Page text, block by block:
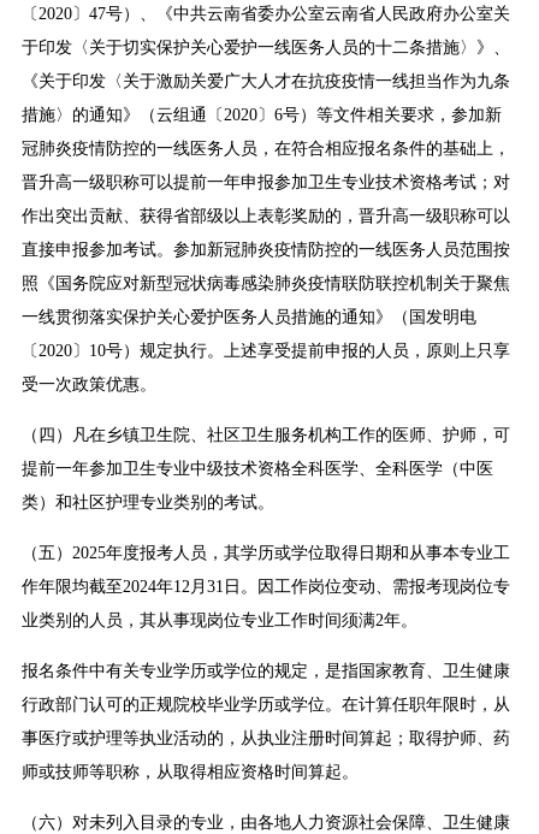
〔2020〕47号）、《中共云南省委办公室云南省人民政府办公室关
于印发〈关于切实保护关心爱护一线医务人员的十二条措施〉》、
《关于印发〈关于激励关爱广大人才在抗疫疫情一线担当作为九条
措施〉的通知》（云组通〔2020〕6号）等文件相关要求，参加新
冠肺炎疫情防控的一线医务人员，在符合相应报名条件的基础上，
晋升高一级职称可以提前一年申报参加卫生专业技术资格考试；对
作出突出贡献、获得省部级以上表彰奖励的，晋升高一级职称可以
直接申报参加考试。参加新冠肺炎疫情防控的一线医务人员范围按
照《国务院应对新型冠状病毒感染肺炎疫情联防联控机制关于聚焦
一线贯彻落实保护关心爱护医务人员措施的通知》（国发明电
〔2020〕10号）规定执行。上述享受提前申报的人员，原则上只享
受一次政策优惠。
（四）凡在乡镇卫生院、社区卫生服务机构工作的医师、护师，可
提前一年参加卫生专业中级技术资格全科医学、全科医学（中医
类）和社区护理专业类别的考试。
（五）2025年度报考人员，其学历或学位取得日期和从事本专业工
作年限均截至2024年12月31日。因工作岗位变动、需报考现岗位专
业类别的人员，其从事现岗位专业工作时间须满2年。
报名条件中有关专业学历或学位的规定，是指国家教育、卫生健康
行政部门认可的正规院校毕业学历或学位。在计算任职年限时，从
事医疗或护理等执业活动的，从执业注册时间算起；取得护师、药
师或技师等职称，从取得相应资格时间算起。
（六）对未列入目录的专业，由各地人力资源社会保障、卫生健康